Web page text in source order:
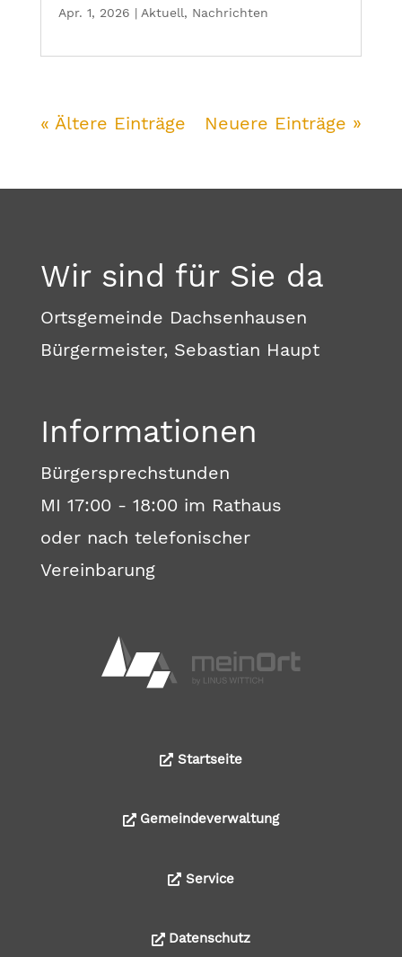
Apr. 1, 2026 | Aktuell, Nachrichten
« Ältere Einträge Neuere Einträge »
Wir sind für Sie da
Ortsgemeinde Dachsenhausen
Bürgermeister, Sebastian Haupt
Informationen
Bürgersprechstunden
MI 17:00 - 18:00 im Rathaus
oder nach telefonischer
Vereinbarung
Startseite
Gemeindeverwaltung
Service
Datenschutz